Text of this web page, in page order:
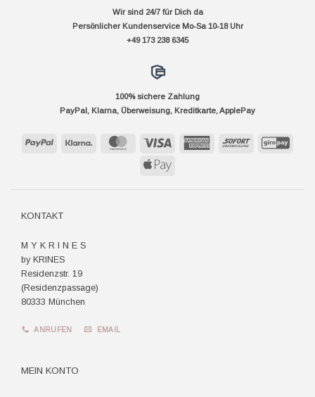
Wir sind 24/7 für Dich da
Persönlicher Kundenservice Mo-Sa 10-18 Uhr
+49 173 238 6345
100% sichere Zahlung
PayPal, Klarna, Überweisung, Kreditkarte, ApplePay
PayPal Klarna MasterCardVisa
AmericanSofort
Apple
KONTAKT
M Y K R I N E S
by KRINES
Residenzstr. 19
(Residenzpassage)
80333 München
ANRUFEN EMAIL
MEIN KONTO